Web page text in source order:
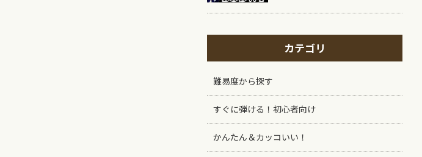
カテゴリ
難易度から探す
すぐに弾ける！初心者向け
かんたん＆カッコいい！